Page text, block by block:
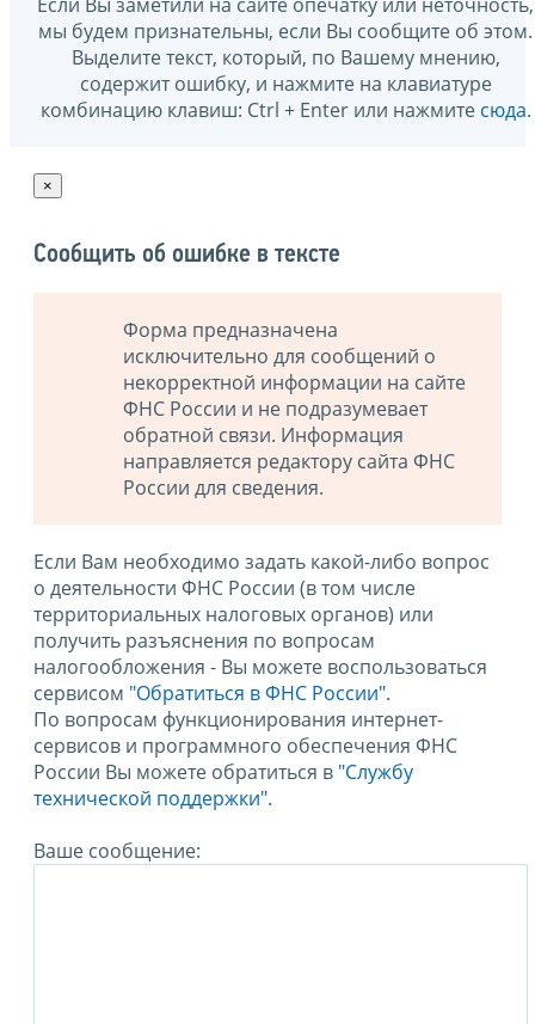
мы будем признательны, если Вы сообщите об этом.
Выделите текст, который, по Вашему мнению,
содержит ошибку, и нажмите на клавиатуре
комбинацию клавиш: Ctrl + Enter или нажмите сюда.
×
Сообщить об ошибке в тексте
Форма предназначена
исключительно для сообщений о
некорректной информации на сайте
ФНС России и не подразумевает
обратной связи. Информация
направляется редактору сайта ФНС
России для сведения.
Если Вам необходимо задать какой-либо вопрос
о деятельности ФНС России (в том числе
территориальных налоговых органов) или
получить разъяснения по вопросам
налогообложения - Вы можете воспользоваться
сервисом "Обратиться в ФНС России".
По вопросам функционирования интернет-
сервисов и программного обеспечения ФНС
России Вы можете обратиться в "Службу
технической поддержки".
Ваше сообщение: